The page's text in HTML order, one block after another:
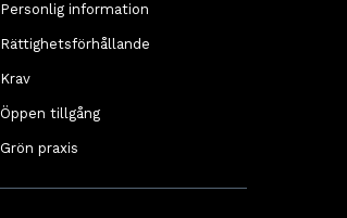
Personlig information
Rättighetsförhållande
Krav
Öppen tillgång
Grön praxis